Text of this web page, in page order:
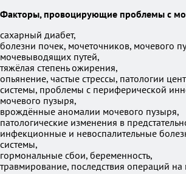
Факторы, провоцирующие проблемы с
сахарный диабет,
болезни почек, мочеточников, мочевого
мочевыводящих путей,
тяжёлая степень ожирения,
опьянение, частые стрессы, патологии
системы, проблемы с периферической
мочевого пузыря,
врождённые аномалии мочевого пузыря,
патологические изменения в
инфекционные и невоспалительные
системы,
гормональные сбои, беременность,
травмирование, последствия операций